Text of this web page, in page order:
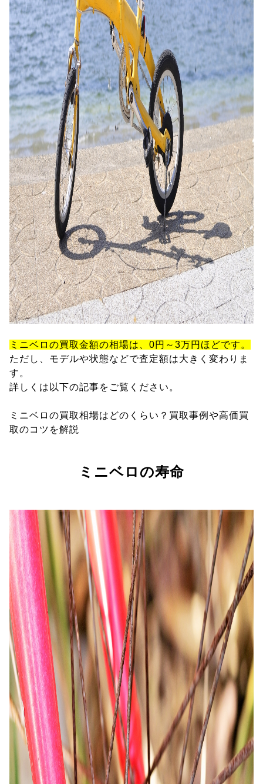
ミニベロの買取金額の相場は、0円～3万円ほどです。
ただし、モデルや状態などで査定額は大きく変わりま
す。
詳しくは以下の記事をご覧ください。
ミニベロの買取相場はどのくらい？買取事例や高価買
取のコツを解説
ミニベロの寿命